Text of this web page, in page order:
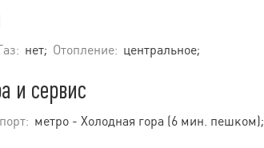
нет; Отопление: центральное;
и сервис
метро - Холодная гора (6 мин. пешком);